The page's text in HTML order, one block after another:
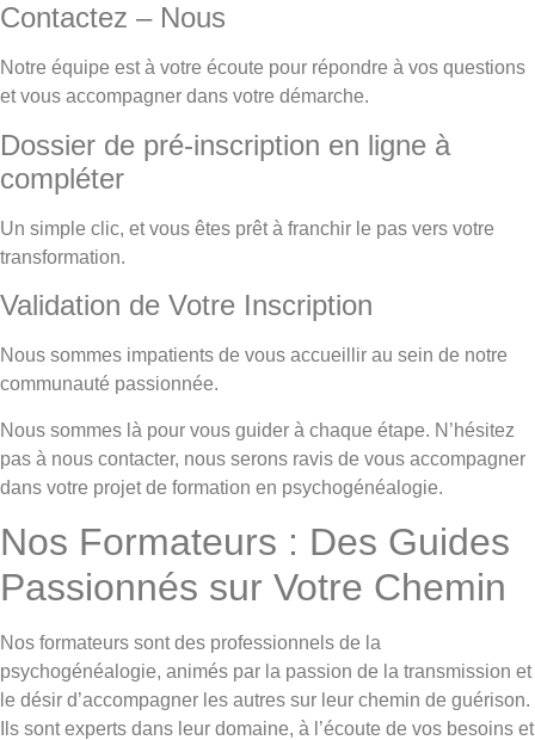
Contactez – Nous
Notre équipe est à votre écoute pour répondre à vos questions
et vous accompagner dans votre démarche.
Dossier de pré-inscription en ligne à
compléter
Un simple clic, et vous êtes prêt à franchir le pas vers votre
transformation.
Validation de Votre Inscription
Nous sommes impatients de vous accueillir au sein de notre
communauté passionnée.
Nous sommes là pour vous guider à chaque étape. N’hésitez
pas à nous contacter, nous serons ravis de vous accompagner
dans votre projet de formation en psychogénéalogie.
Nos Formateurs : Des Guides
Passionnés sur Votre Chemin
Nos formateurs sont des professionnels de la
psychogénéalogie, animés par la passion de la transmission et
le désir d’accompagner les autres sur leur chemin de guérison.
Ils sont experts dans leur domaine, à l’écoute de vos besoins et